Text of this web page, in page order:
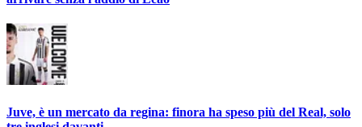
Juve, è un mercato da regina: finora ha speso più del Real, solo